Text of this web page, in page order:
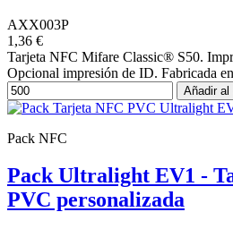
AXX003P
1,36 €
Tarjeta NFC Mifare Classic® S50.
Opcional impresión de ID. Fabricada
Añadir al
Pack NFC
Pack Ultralight EV1 -
PVC personalizada